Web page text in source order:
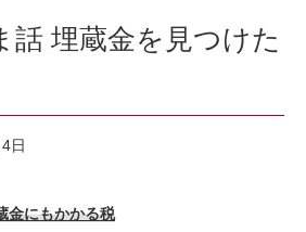
話 埋蔵金を見つけた
日
金にもかかる税